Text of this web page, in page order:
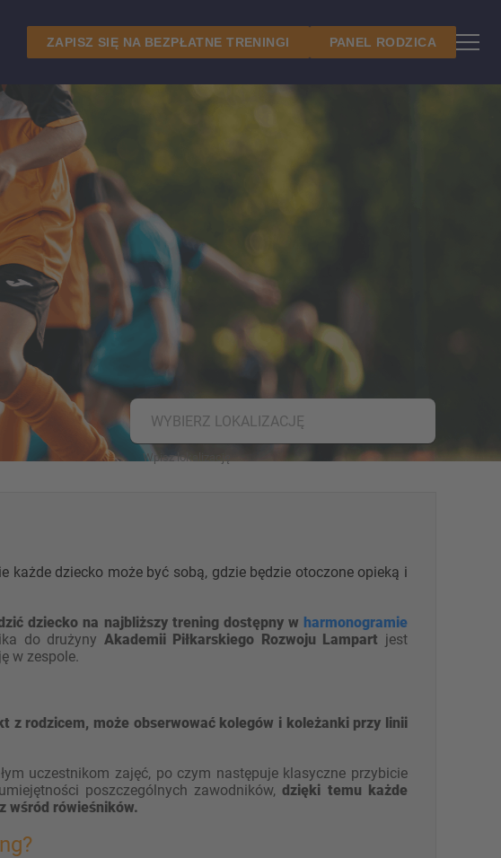
ZAPISZ SIĘ NA BEZPŁATNE TRENINGI PANEL RODZICA
WYBIERZ LOKALIZACJĘ
każde dziecko może być sobą, gdzie będzie otoczone opieką i
dziecko na najbliższy trening dostępny w harmonogramie
do drużyny Akademii Piłkarskiego Rozwoju Lampart jest
w zespole.
z rodzicem, może obserwować kolegów i koleżanki przy linii
uczestnikom zajęć, po czym następuje klasyczne przybicie
poszczególnych zawodników,dzięki temu każde
wśród rówieśników.